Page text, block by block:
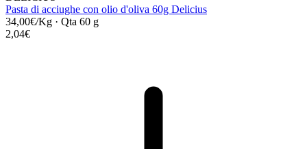
Pasta di acciughe con olio d'oliva 60g Delicius
34,00€/Kg · Qta 60 g
2,04€